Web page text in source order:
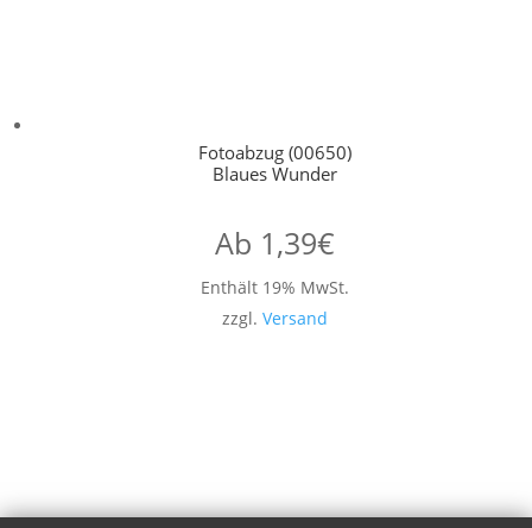
Fotoabzug (00650)
Blaues Wunder
Ab 1,39€
Enthält 19% MwSt.
zzgl. Versand